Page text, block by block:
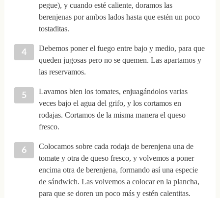
pegue), y cuando esté caliente, doramos las
berenjenas por ambos lados hasta que estén un poco
tostaditas.
Debemos poner el fuego entre bajo y medio, para que
queden jugosas pero no se quemen. Las apartamos y
las reservamos.
Lavamos bien los tomates, enjuagándolos varias
veces bajo el agua del grifo, y los cortamos en
rodajas. Cortamos de la misma manera el queso
fresco.
Colocamos sobre cada rodaja de berenjena una de
tomate y otra de queso fresco, y volvemos a poner
encima otra de berenjena, formando así una especie
de sándwich. Las volvemos a colocar en la plancha,
para que se doren un poco más y estén calentitas.